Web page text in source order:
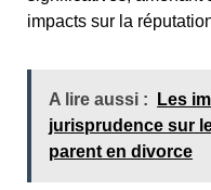
impacts sur la
A lire aussi :
Les
jurisprudence sur
parent en divorce